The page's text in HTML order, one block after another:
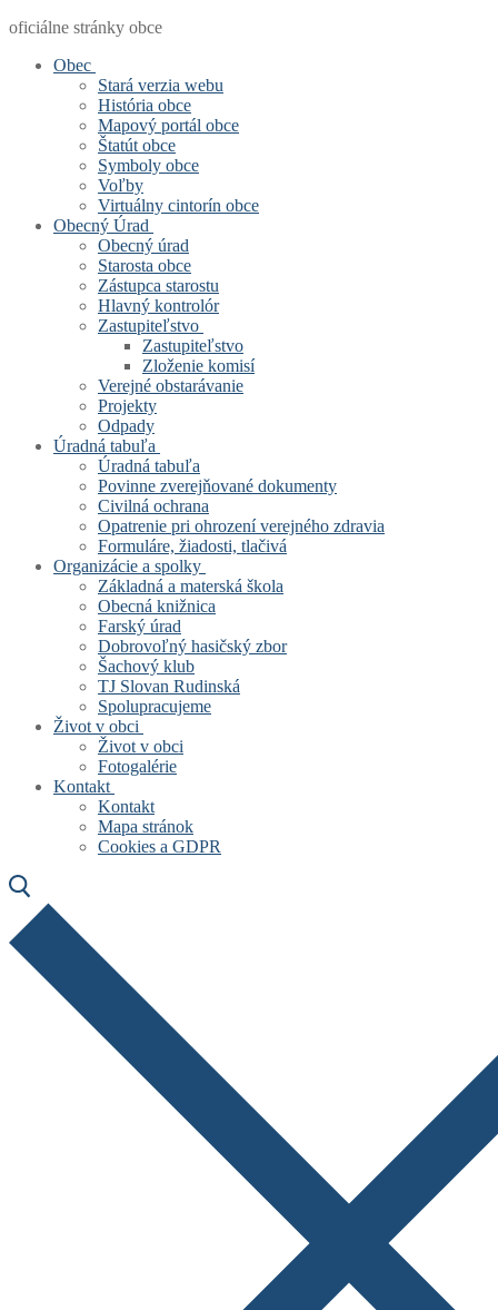
oficiálne stránky obce
Obec
Stará verzia webu
História obce
Mapový portál obce
Štatút obce
Symboly obce
Voľby
Virtuálny cintorín obce
Obecný Úrad
Obecný úrad
Starosta obce
Zástupca starostu
Hlavný kontrolór
Zastupiteľstvo
Zastupiteľstvo
Zloženie komisí
Verejné obstarávanie
Projekty
Odpady
Úradná tabuľa
Úradná tabuľa
Povinne zverejňované dokumenty
Civilná ochrana
Opatrenie pri ohrození verejného zdravia
Formuláre, žiadosti, tlačivá
Organizácie a spolky
Základná a materská škola
Obecná knižnica
Farský úrad
Dobrovoľný hasičský zbor
Šachový klub
TJ Slovan Rudinská
Spolupracujeme
Život v obci
Život v obci
Fotogalérie
Kontakt
Kontakt
Mapa stránok
Cookies a GDPR